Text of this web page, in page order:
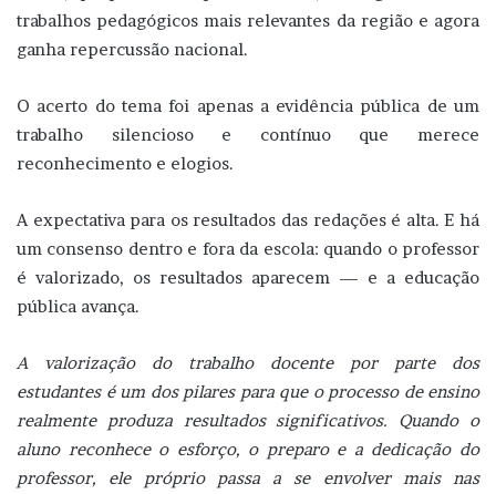
trabalhos pedagógicos mais relevantes da região e agora
ganha repercussão nacional.
O acerto do tema foi apenas a evidência pública de um
trabalho silencioso e contínuo que merece
reconhecimento e elogios.
A expectativa para os resultados das redações é alta. E há
um consenso dentro e fora da escola: quando o professor
é valorizado, os resultados aparecem — e a educação
pública avança.
A valorização do trabalho docente por parte dos
estudantes é um dos pilares para que o processo de ensino
realmente produza resultados significativos. Quando o
aluno reconhece o esforço, o preparo e a dedicação do
professor, ele próprio passa a se envolver mais nas